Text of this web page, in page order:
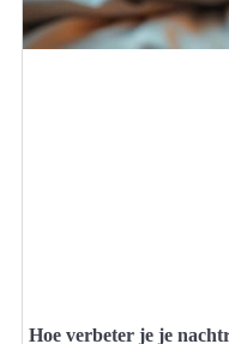
Hoe verbeter je je